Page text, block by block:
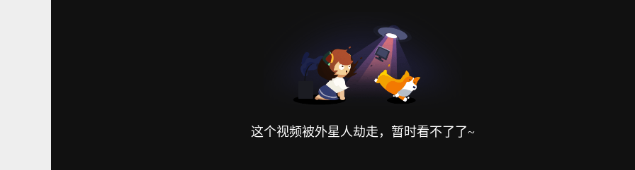
这个视频被外星人劫走，暂时看不了了~